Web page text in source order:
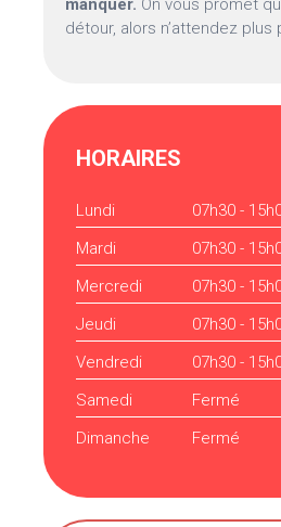
manquer. On vous promet
détour, alors n’attendez plus
HORAIRES
Lundi
07h30 -
Mardi
07h30 -
Mercredi
07h30 -
Jeudi
07h30 -
Vendredi
07h30 -
Samedi
Fermé
Dimanche
Fermé